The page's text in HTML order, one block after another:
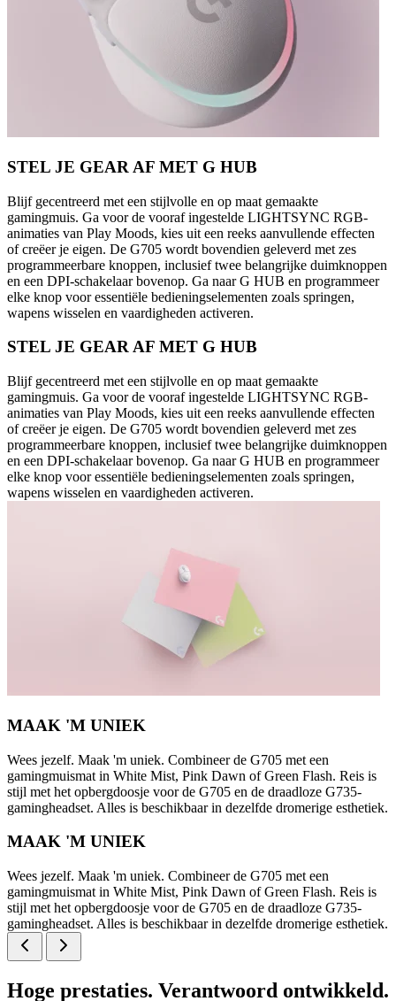
STEL JE GEAR AF MET G HUB
Blijf gecentreerd met een stijlvolle en op maat gemaakte
gamingmuis. Ga voor de vooraf ingestelde LIGHTSYNC RGB-
animaties van Play Moods, kies uit een reeks aanvullende effecten
of creëer je eigen. De G705 wordt bovendien geleverd met zes
programmeerbare knoppen, inclusief twee belangrijke duimknoppen
en een DPI-schakelaar bovenop. Ga naar G HUB en programmeer
elke knop voor essentiële bedieningselementen zoals springen,
wapens wisselen en vaardigheden activeren.
STEL JE GEAR AF MET G HUB
Blijf gecentreerd met een stijlvolle en op maat gemaakte
gamingmuis. Ga voor de vooraf ingestelde LIGHTSYNC RGB-
animaties van Play Moods, kies uit een reeks aanvullende effecten
of creëer je eigen. De G705 wordt bovendien geleverd met zes
programmeerbare knoppen, inclusief twee belangrijke duimknoppen
en een DPI-schakelaar bovenop. Ga naar G HUB en programmeer
elke knop voor essentiële bedieningselementen zoals springen,
wapens wisselen en vaardigheden activeren.
MAAK 'M UNIEK
Wees jezelf. Maak 'm uniek. Combineer de G705 met een
gamingmuismat in White Mist, Pink Dawn of Green Flash. Reis is
stijl met het opbergdoosje voor de G705 en de draadloze G735-
gamingheadset. Alles is beschikbaar in dezelfde dromerige esthetiek.
MAAK 'M UNIEK
Wees jezelf. Maak 'm uniek. Combineer de G705 met een
gamingmuismat in White Mist, Pink Dawn of Green Flash. Reis is
stijl met het opbergdoosje voor de G705 en de draadloze G735-
gamingheadset. Alles is beschikbaar in dezelfde dromerige esthetiek.
Hoge prestaties. Verantwoord ontwikkeld.